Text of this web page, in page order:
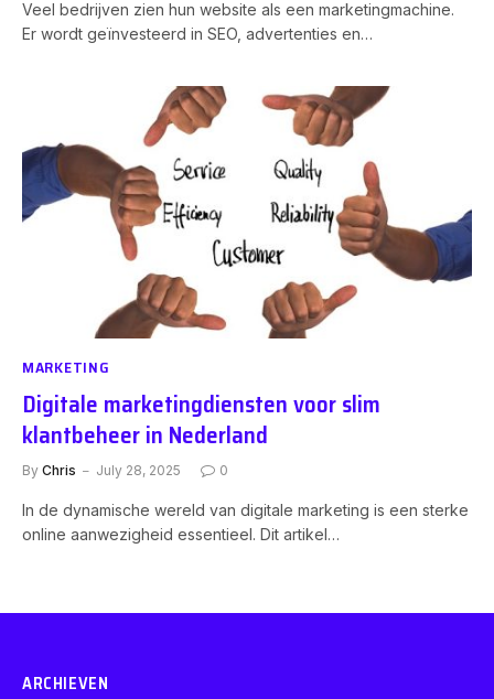
Veel bedrijven zien hun website als een marketingmachine.
Er wordt geïnvesteerd in SEO, advertenties en…
MARKETING
Digitale marketingdiensten voor slim
klantbeheer in Nederland
By Chris July 28, 2025 0
In de dynamische wereld van digitale marketing is een sterke
online aanwezigheid essentieel. Dit artikel…
ARCHIEVEN